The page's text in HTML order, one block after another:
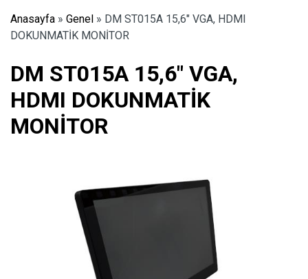
Anasayfa » Genel » DM ST015A 15,6″ VGA, HDMI
DOKUNMATİK MONİTOR
DM ST015A 15,6″ VGA,
HDMI DOKUNMATİK
MONİTOR